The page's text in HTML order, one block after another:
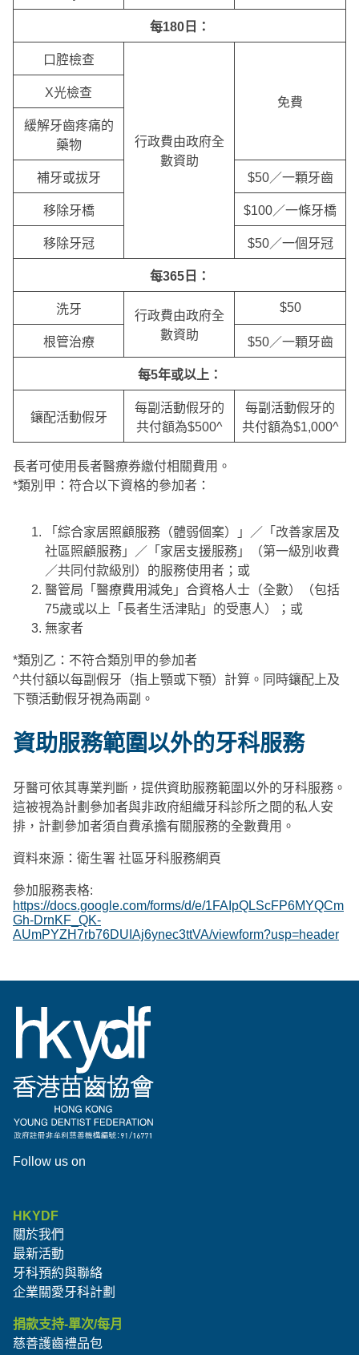
每180日：
口腔檢查
行政費由政府全
數資助
免費
X光檢查
緩解牙齒疼痛的
藥物
補牙或拔牙 $50／一顆牙齒
移除牙橋 $100／一條牙橋
移除牙冠 $50／一個牙冠
每365日：
洗牙
行政費由政府全
數資助
$50
根管治療 $50／一顆牙齒
每5年或以上：
鑲配活動假牙
每副活動假牙的
共付額為$500^
每副活動假牙的
共付額為$1,000^
長者可使用長者醫療券繳付相關費用。
*類別甲：符合以下資格的參加者：
「綜合家居照顧服務（體弱個案）」／「改善家居及
社區照顧服務」／「家居支援服務」（第一級別收費
／共同付款級別）的服務使用者；或
醫管局「醫療費用減免」合資格人士（全數）（包括
75歲或以上「長者生活津貼」的受惠人）；或
無家者
*類別乙：不符合類別甲的參加者
^共付額以每副假牙（指上顎或下顎）計算。同時鑲配上及
下顎活動假牙視為兩副。
資助服務範圍以外的牙科服務
牙醫可依其專業判斷，提供資助服務範圍以外的牙科服務。
這被視為計劃參加者與非政府組織牙科診所之間的私人安
排，計劃參加者須自費承擔有關服務的全數費用。
資料來源：衛生署 社區牙科服務網頁
參加服務表格:
https://docs.google.com/forms/d/e/1FAIpQLScFP6MYQCm
Gh-DrnKF_QK-
AUmPYZH7rb76DUIAj6ynec3ttVA/viewform?usp=header
Follow us on
HKYDF
關於我們
最新活動
牙科預約與聯絡
企業關愛牙科計劃
捐款支持-單次/每月
慈善護齒禮品包